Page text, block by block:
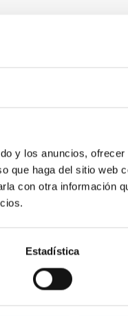
y los anuncios,
que haga del sitio web
con otra información
Estadística
DEL IAC
web
de privacidad
legal